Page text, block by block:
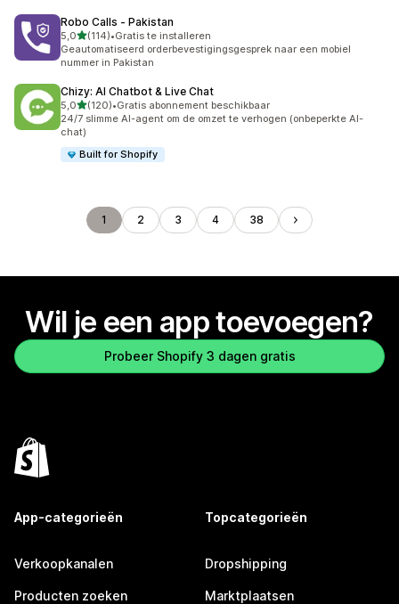
Robo Calls ‑ Pakistan
5,0van 5 sterren
(114)
114 recensies in totaal
•Gratis te installeren
Geautomatiseerd orderbevestigingsgesprek naar een mobiel
nummer in Pakistan
Chizy: AI Chatbot & Live Chat
5,0van 5 sterren
(120)
120 recensies in totaal
•Gratis abonnement beschikbaar
24/7 slimme AI-agent om de omzet te verhogen (onbeperkte AI-
chat)
Built for Shopify
1 2 3 4 38
Wil je een app toevoegen?
Probeer Shopify 3 dagen gratis
App-categorieën
Verkoopkanalen
Producten zoeken
Topcategorieën
Dropshipping
Marktplaatsen